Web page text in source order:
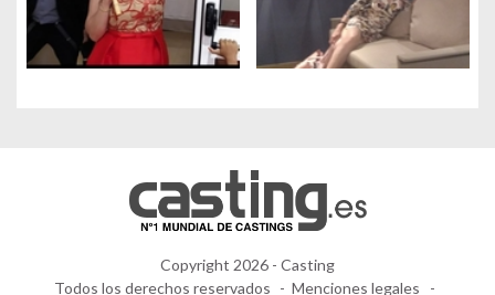
Copyright 2026 - Casting
Todos los derechos reservados
Menciones legales
Gestión de cookies
Cookies obligatorias
Medición de audiencia